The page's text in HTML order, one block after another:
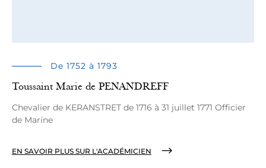
De 1752 à 1793
Toussaint Marie de PENANDREFF
Chevalier de KERANSTRET de 1716 à 31 juillet 1771 Officier
de Marine
EN SAVOIR PLUS SUR L'ACADÉMICIEN